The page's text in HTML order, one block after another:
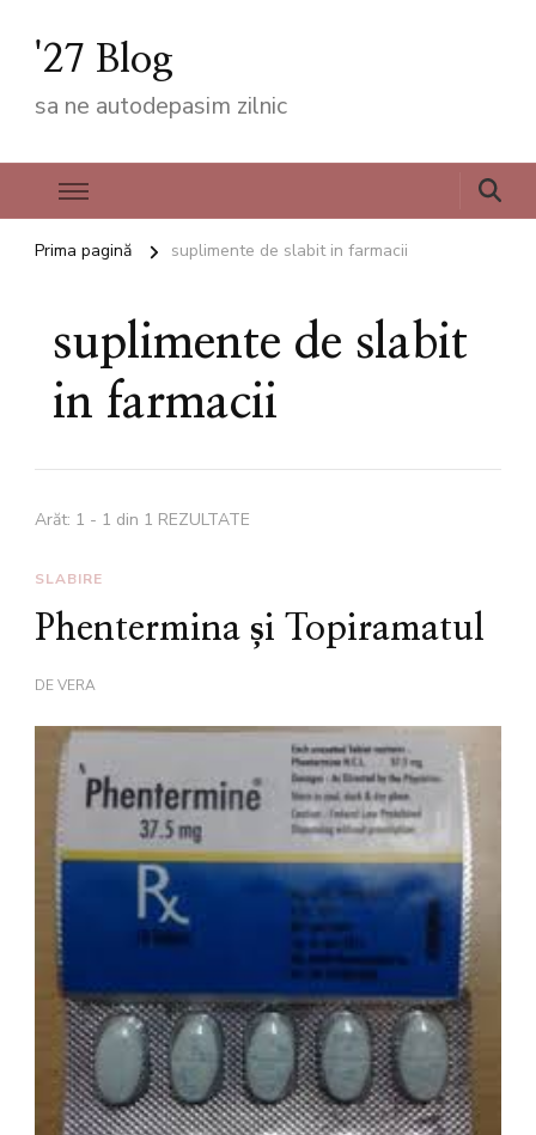
'27 Blog
sa ne autodepasim zilnic
Prima pagină suplimente de slabit in farmacii
suplimente de slabit
in farmacii
Arăt: 1 - 1 din 1 REZULTATE
SLABIRE
Phentermina și Topiramatul
DEVERA